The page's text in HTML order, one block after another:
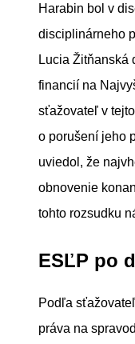
​Harabin bol v
disciplinárneho
Lucia Žitňanská
financií na
sťažovateľ v
o porušení jeho
uviedol, že
obnovenie
tohto rozsudku
ESĽP po
Podľa
práva na